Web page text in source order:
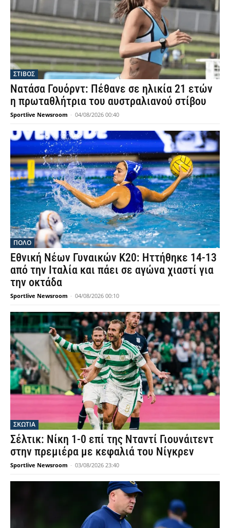
ΣΤΙΒΟΣ
Νατάσα Γουόρντ: Πέθανε σε ηλικία 21 ετών
η πρωταθλήτρια του αυστραλιανού στίβου
Sportlive Newsroom - 04/08/2026 00:40
ΠΟΛΟ
Εθνική Νέων Γυναικών Κ20: Ηττήθηκε 14-13
από την Ιταλία και πάει σε αγώνα χιαστί για
την οκτάδα
Sportlive Newsroom - 04/08/2026 00:10
ΣΚΩΤΙΑ
Σέλτικ: Νίκη 1-0 επί της Νταντί Γιουνάιτεντ
στην πρεμιέρα με κεφαλιά του Νίγκρεν
Sportlive Newsroom - 03/08/2026 23:40